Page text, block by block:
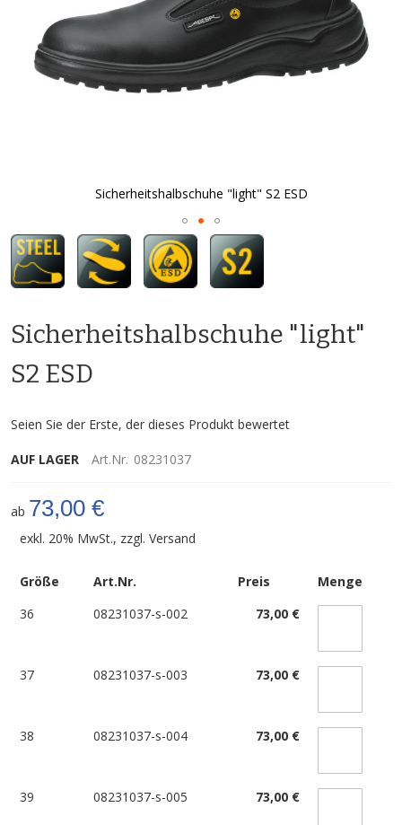
Sicherheitshalbschuhe "light" S2 ESD
Zum
Anfang
der
Sicherheitshalbschuhe "light"
S2 ESD
Seien Sie der Erste, der dieses Produkt bewertet
AUF LAGER Art.Nr. 08231037
ab 73,00 €
exkl. 20% MwSt., zzgl. Versand
Größe Art.Nr. Preis
Menge
36
08231037-s-002 73,00 €
37 08231037-s-003 73,00 €
38 08231037-s-004 73,00 €
39 08231037-s-005 73,00 €